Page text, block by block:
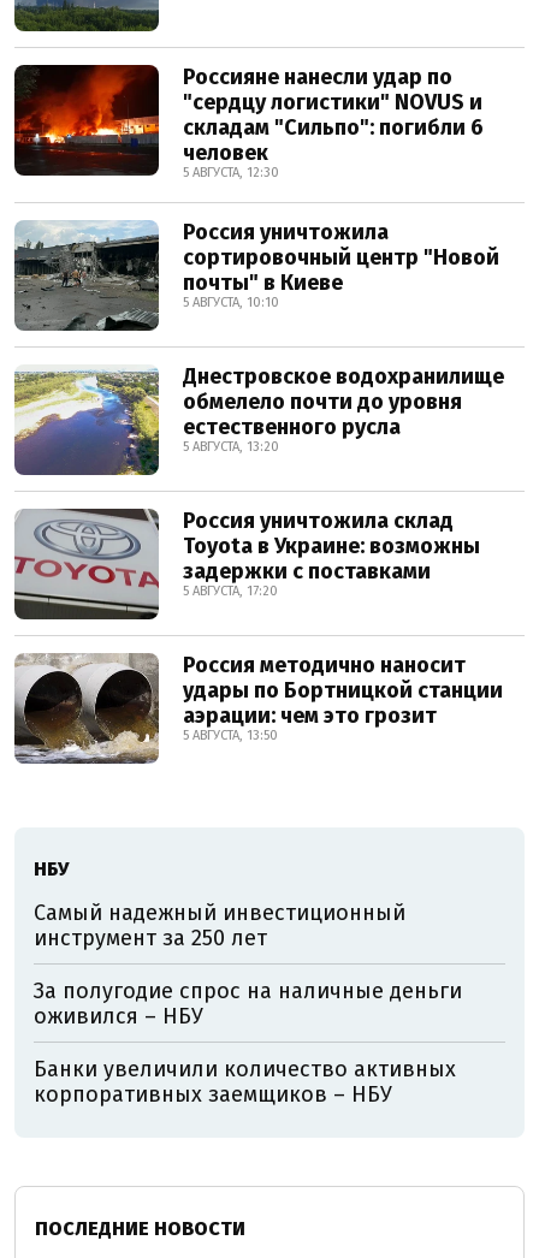
Россияне нанесли удар по
"сердцу логистики" NOVUS и
складам "Сильпо": погибли 6
человек
5 АВГУСТА, 12:30
Россия уничтожила
сортировочный центр "Новой
почты" в Киеве
5 АВГУСТА, 10:10
Днестровское водохранилище
обмелело почти до уровня
естественного русла
5 АВГУСТА, 13:20
Россия уничтожила склад
Toyota в Украине: возможны
задержки с поставками
5 АВГУСТА, 17:20
Россия методично наносит
удары по Бортницкой станции
аэрации: чем это грозит
5 АВГУСТА, 13:50
НБУ
Самый надежный инвестиционный
инструмент за 250 лет
За полугодие спрос на наличные деньги
оживился – НБУ
Банки увеличили количество активных
корпоративных заемщиков – НБУ
ПОСЛЕДНИЕ НОВОСТИ